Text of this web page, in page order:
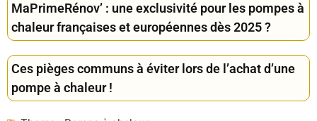
MaPrimeRénov’ : une exclusivité pour les pompes à
chaleur françaises et européennes dès 2025 ?
Ces pièges communs à éviter lors de l’achat d’une
pompe à chaleur !